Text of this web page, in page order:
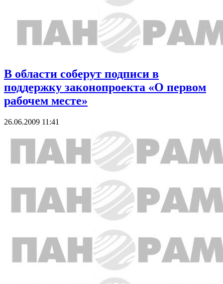
В области соберут подписи в
поддержку законопроекта «О первом
рабочем месте»
26.06.2009 11:41